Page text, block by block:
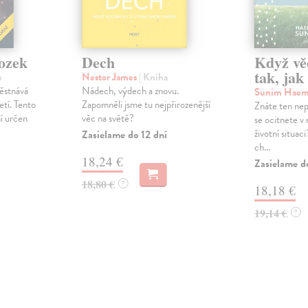
Tento
určen
Dech
Nestor James| Kniha
Nádech, výdech a znovu.
Zapomněli jsme tu nejpřirozenější
věc na světě?
Zasielame do 12 dní
18,24 €
18,80 € ?
Když
tak, jak
Sunim
Znáte ten
se ocitnete v
životní
ch...
Zasielame
18,18 €
19,14 € ?